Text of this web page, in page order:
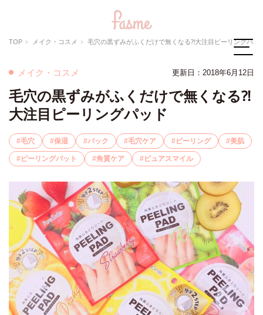
TOP メイク・コスメ 毛穴の黒ずみがふくだけで無くなる⁈大注目ピーリングパッド
メイク・コスメ 更新日：2018年6月12日
毛穴の黒ずみがふくだけで無くなる⁈
大注目ピーリングパッド
毛穴 保湿 パック 毛穴ケア ピーリング 美肌
ピーリングパット 角質ケア ピュアスマイル